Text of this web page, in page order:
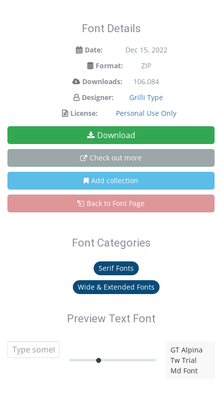
Font Details
Date:
Dec 15, 2022
Format:
ZIP
Downloads:
106,084
Designer:
Grilli Type
License:
Personal Use Only
Download
Check out more
Add collection
Back to Font Page
Font Categories
Serif Fonts
Wide & Extended Fonts
Preview Text Font
GT Alpina
Tw Trial
Md Font